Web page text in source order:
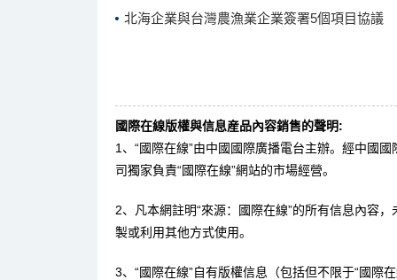
北海企業與台灣農漁業企業簽署5個項目協議
國際在線版權與信息産品內容銷售的聲明:
1、“國際在線”由中國國際廣播電台主辦。經中國
司獨家負責“國際在線”網站的市場經營。
2、凡本網註明“來源：國際在線”的所有信息內容
製或利用其他方式使用。
3、“國際在線”自有版權信息（包括但不限于“國際